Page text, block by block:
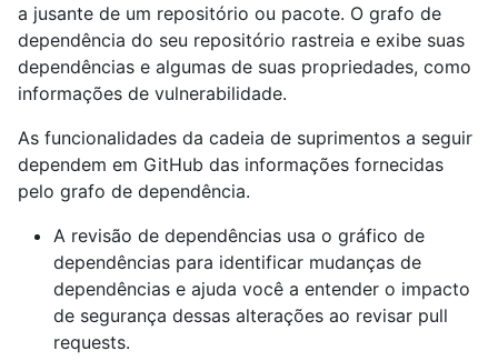
a jusante de um repositório ou pacote. O grafo de
dependência do seu repositório rastreia e exibe suas
dependências e algumas de suas propriedades, como
informações de vulnerabilidade.
As funcionalidades da cadeia de suprimentos a seguir
dependem em GitHub das informações fornecidas
pelo grafo de dependência.
A revisão de dependências usa o gráfico de
dependências para identificar mudanças de
dependências e ajuda você a entender o impacto
de segurança dessas alterações ao revisar pull
requests.